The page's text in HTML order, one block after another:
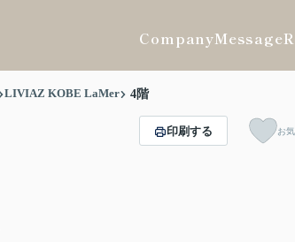
CompanyMessage
LIVIAZ KOBE LaMer 4階
印刷する お